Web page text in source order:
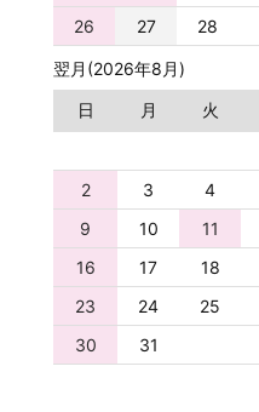
26
27 28
翌月(2026年8月)
日
月 火
2
3 4
9
10 11
16
17 18
23
24 25
30
31